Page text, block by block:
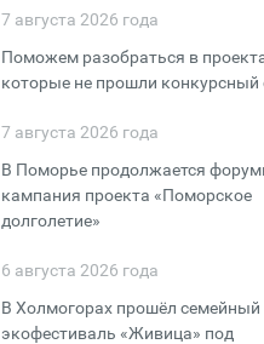
7 августа 2026 года
Поможем разобраться в
которые не прошли конкурсный
7 августа 2026 года
В Поморье продолжается
кампания проекта «Поморское
долголетие»
6 августа 2026 года
В Холмогорах прошёл семейный
экофестиваль «Живица» под